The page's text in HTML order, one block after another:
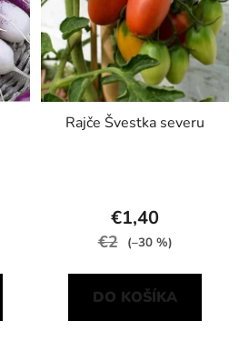
Rajče Švestka severu
€1,40
€2 (–30 %)
DO KOŠÍKA